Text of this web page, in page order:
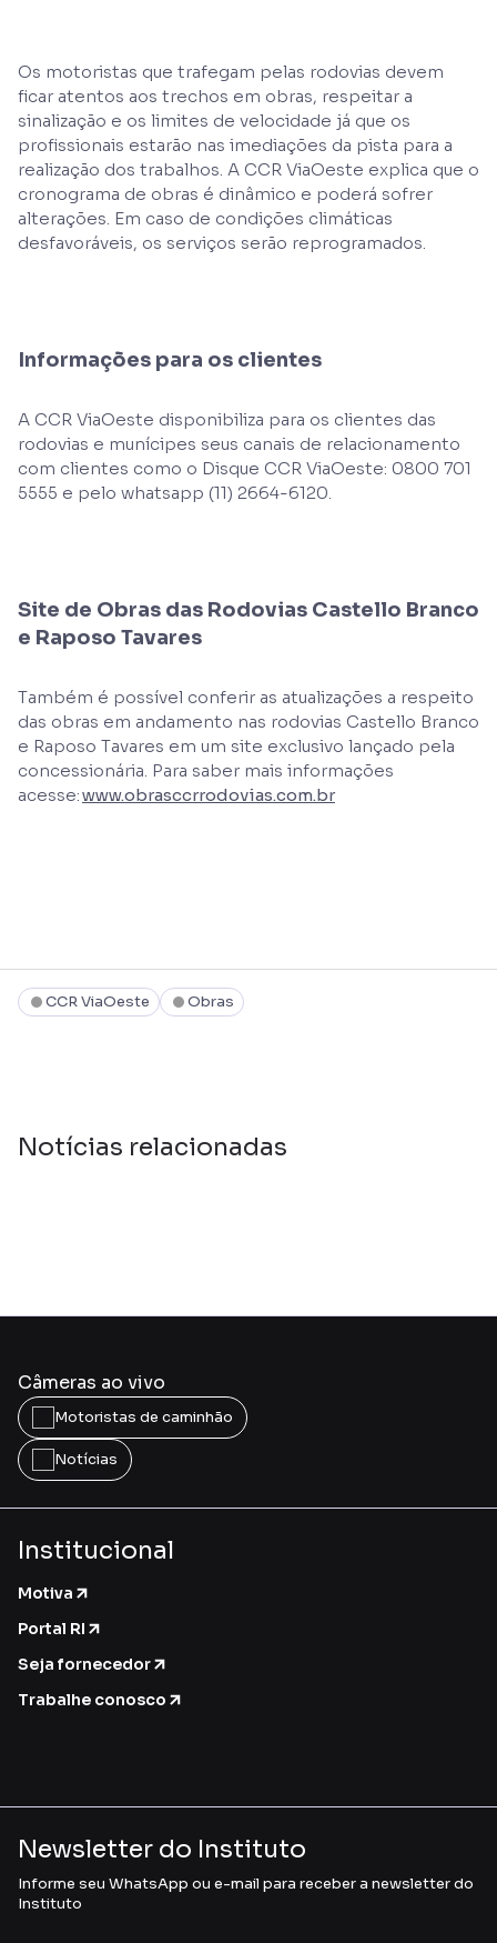
Os motoristas que trafegam pelas rodovias devem
ficar atentos aos trechos em obras, respeitar a
sinalização e os limites de velocidade já que os
profissionais estarão nas imediações da pista para a
realização dos trabalhos. A CCR ViaOeste explica que o
cronograma de obras é dinâmico e poderá sofrer
alterações. Em caso de condições climáticas
desfavoráveis, os serviços serão reprogramados.
Informações para os clientes
A CCR ViaOeste disponibiliza para os clientes das
rodovias e munícipes seus canais de relacionamento
com clientes como o Disque CCR ViaOeste: 0800 701
5555 e pelo whatsapp (11) 2664-6120.
Site de Obras das Rodovias Castello Branco
e Raposo Tavares
Também é possível conferir as atualizações a respeito
das obras em andamento nas rodovias Castello Branco
e Raposo Tavares em um site exclusivo lançado pela
concessionária. Para saber mais informações
acesse:www.obrasccrrodovias.com.br
CCR ViaOeste Obras
Notícias relacionadas
Câmeras ao vivo
Motoristas de caminhão
Notícias
Institucional
Motiva
Portal RI
Seja fornecedor
Trabalhe conosco
Newsletter do Instituto
Informe seu WhatsApp ou e-mail para receber a newsletter do
Instituto